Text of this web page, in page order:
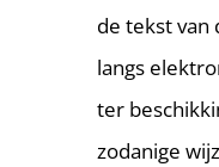
de tekst van
langs
ter
zodanige